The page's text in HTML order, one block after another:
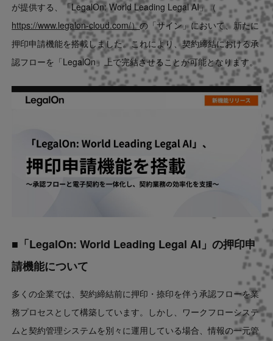
US website
が提供する、「LegalOn: World Leading Legal AI」（
https://www.legalon-cloud.com/）の「サイン」において、新たに
押印申請機能を搭載しました。これにより、契約締結における承
認フローを「LegalOn」上で完結させることが可能となります。
■「LegalOn: World Leading Legal AI」の押印申
請機能について
多くの企業では、契約締結前に押印・捺印を伴う承認フローを業
務プロセスとして構築しています。しかし、ワークフローシステ
ムと契約管理システムを別々に運用している場合、情報の一元管